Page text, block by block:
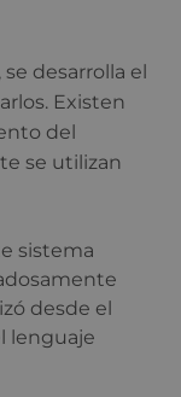
desarrolla el
Existen
del
se utilizan
sistema
desde el
lenguaje